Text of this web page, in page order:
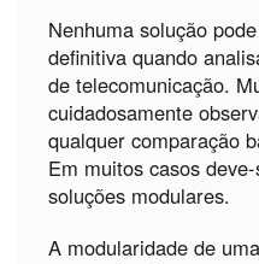
Nenhuma solução
definitiva quando
de telecomunicação.
cuidadosamente
qualquer comparação
Em muitos casos
soluções modulares.
A modularidade de